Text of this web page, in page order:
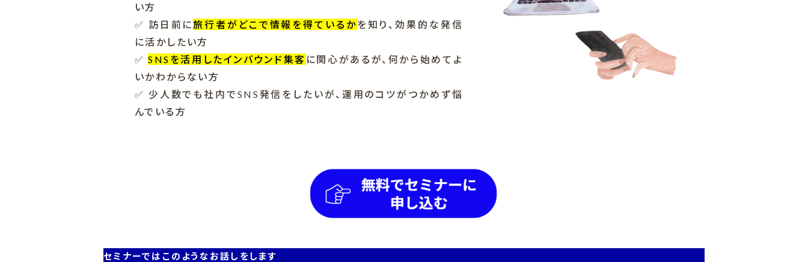
い方
✅ 訪日前に旅行者がどこで情報を得ているかを知り、効果的な発信
に活かしたい方
✅SNSを活用したインバウンド集客 に関心があるが、何から始めてよ
いかわからない方
✅ 少人数でも社内でSNS発信をしたいが、運用のコツがつかめず悩
んでいる方
セミナーではこのようなお話しをします